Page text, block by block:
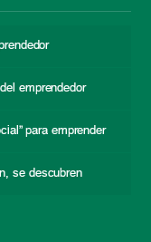
emprendedor
para emprender
se descubren